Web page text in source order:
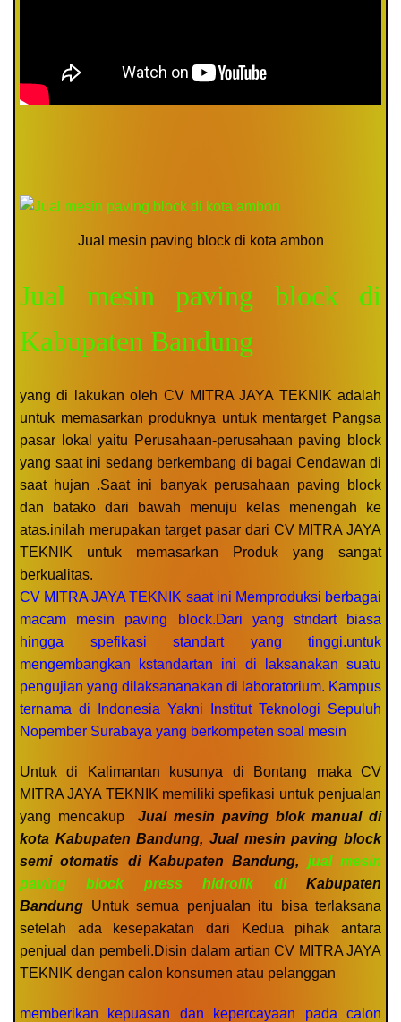
Jual mesin paving block di kota ambon
Jual mesin paving block di
Kabupaten Bandung
yang di lakukan oleh CV MITRA JAYA TEKNIK adalah
untuk memasarkan produknya untuk mentarget Pangsa
pasar lokal yaitu Perusahaan-perusahaan paving block
yang saat ini sedang berkembang di bagai Cendawan di
saat hujan .Saat ini banyak perusahaan paving block
dan batako dari bawah menuju kelas menengah ke
atas.inilah merupakan target pasar dari CV MITRA JAYA
TEKNIK untuk memasarkan Produk yang sangat
berkualitas.
CV MITRA JAYA TEKNIK saat ini Memproduksi berbagai
macam mesin paving block.Dari yang stndart biasa
hingga spefikasi standart yang tinggi.untuk
mengembangkan kstandartan ini di laksanakan suatu
pengujian yang dilaksananakan di laboratorium. Kampus
ternama di Indonesia Yakni Institut Teknologi Sepuluh
Nopember Surabaya yang berkompeten soal mesin
Untuk di Kalimantan kusunya di Bontang maka CV
MITRA JAYA TEKNIK memiliki spefikasi untuk penjualan
yang mencakupJual mesin paving blok manual di
kota Kabupaten Bandung, Jual mesin paving block
semi otomatis di Kabupaten Bandung, jual mesin
paving block press hidrolik di
Kabupaten
Bandung Untuk semua penjualan itu bisa terlaksana
setelah ada kesepakatan dari Kedua pihak antara
penjual dan pembeli.Disin dalam artian CV MITRA JAYA
TEKNIK dengan calon konsumen atau pelanggan
memberikan kepuasan dan kepercayaan pada calon